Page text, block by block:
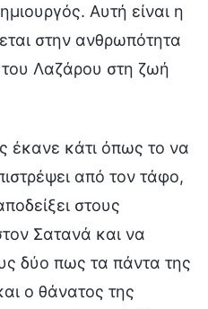
Αυτή είναι η
στην ανθρωπότητα
Λαζάρου στη ζωή
έκανε κάτι όπως το να
από τον τάφο,
στους
Σατανά και να
δύο πως τα πάντα της
ο θάνατος της